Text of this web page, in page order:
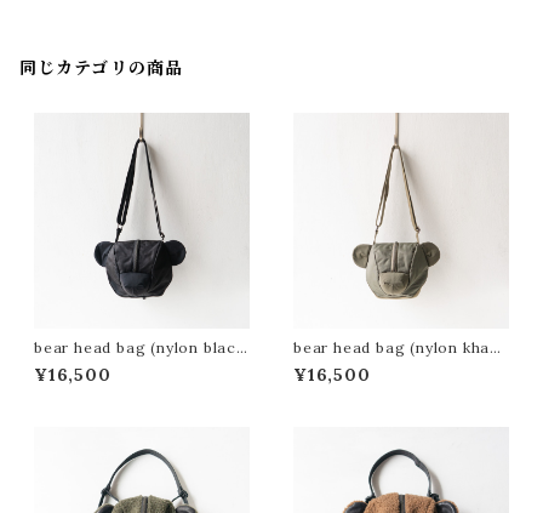
同じカテゴリの商品
bear head bag (nylon blac
k)(ABBH2401)
¥16,500
bear head bag (nylon khaki)
(ABBH2402)
¥16,500